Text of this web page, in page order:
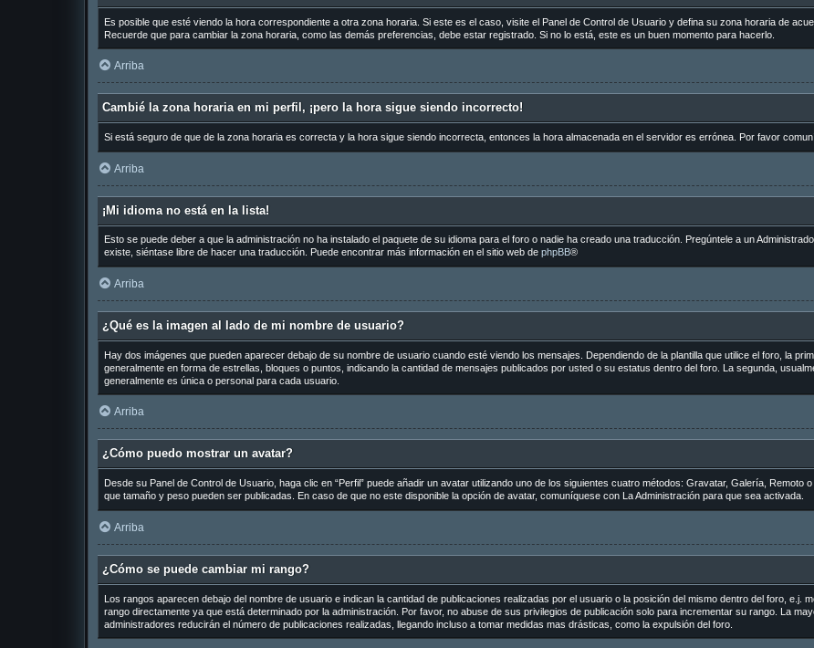
Es posible que esté viendo la hora correspondiente a otra zona horaria. Si este es el caso, visite el Panel de Control de Usuario y defina su zona horaria de
Recuerde que para cambiar la zona horaria, como las demás preferencias, debe estar registrado. Si no lo está, este es un buen momento para hacerlo.
Arriba
Cambié la zona horaria en mi perfil, ¡pero la hora sigue siendo incorrecto!
Si está seguro de que de la zona horaria es correcta y la hora sigue siendo incorrecta, entonces la hora almacenada en el servidor es errónea. Por favor
Arriba
¡Mi idioma no está en la lista!
Esto se puede deber a que la administración no ha instalado el paquete de su idioma para el foro o nadie ha creado una traducción. Pregúntele a un
existe, siéntase libre de hacer una traducción. Puede encontrar más información en el sitio web de phpBB®
Arriba
¿Qué es la imagen al lado de mi nombre de usuario?
Hay dos imágenes que pueden aparecer debajo de su nombre de usuario cuando esté viendo los mensajes. Dependiendo de la plantilla que utilice el foro, la
generalmente en forma de estrellas, bloques o puntos, indicando la cantidad de mensajes publicados por usted o su estatus dentro del foro. La segunda,
generalmente es única o personal para cada usuario.
Arriba
¿Cómo puedo mostrar un avatar?
Desde su Panel de Control de Usuario, haga clic en “Perfil” puede añadir un avatar utilizando uno de los siguientes cuatro métodos: Gravatar, Galería, Remoto
que tamaño y peso pueden ser publicadas. En caso de que no este disponible la opción de avatar, comuníquese con La Administración para que sea activada.
Arriba
¿Cómo se puede cambiar mi rango?
Los rangos aparecen debajo del nombre de usuario e indican la cantidad de publicaciones realizadas por el usuario o la posición del mismo dentro del foro, e.j.
rango directamente ya que está determinado por la administración. Por favor, no abuse de sus privilegios de publicación solo para incrementar su rango. La
administradores reducirán el número de publicaciones realizadas, llegando incluso a tomar medidas mas drásticas, como la expulsión del foro.